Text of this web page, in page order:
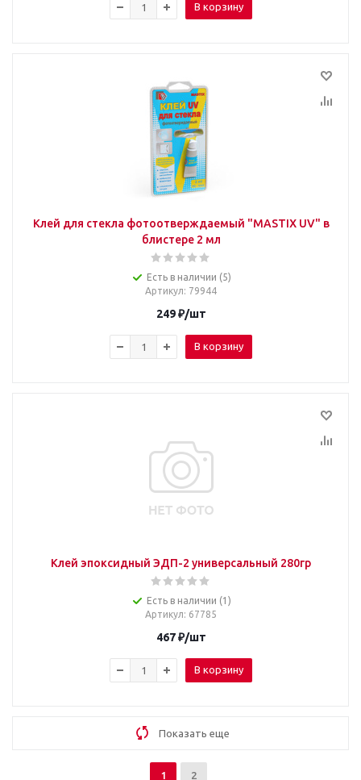
В корзину
Клей для стекла фотоотверждаемый "MASTIX UV" в
блистере 2 мл
Есть в наличии (5)
Артикул: 79944
249₽/шт
В корзину
Клей эпоксидный ЭДП-2 универсальный 280гр
Есть в наличии (1)
Артикул: 67785
467₽/шт
В корзину
Показать еще
1 2